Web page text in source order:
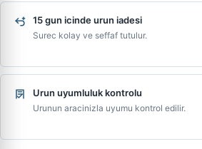
15 gun icinde urun iadesi
Surec kolay ve seffaf tutulur.
Urun uyumluluk kontrolu
Urunun aracinizla uyumu kontrol edilir.